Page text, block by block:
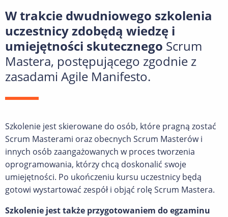
W trakcie dwudniowego szkolenia
uczestnicy zdobędą wiedzę i
umiejętności skutecznego Scrum
Mastera, postępującego zgodnie z
zasadami Agile Manifesto.
Szkolenie jest skierowane do osób, które pragną zostać
Scrum Masterami oraz obecnych Scrum Masterów i
innych osób zaangażowanych w proces tworzenia
oprogramowania, którzy chcą doskonalić swoje
umiejętności. Po ukończeniu kursu uczestnicy będą
gotowi wystartować zespół i objąć rolę Scrum Mastera.
Szkolenie jest także przygotowaniem do egzaminu